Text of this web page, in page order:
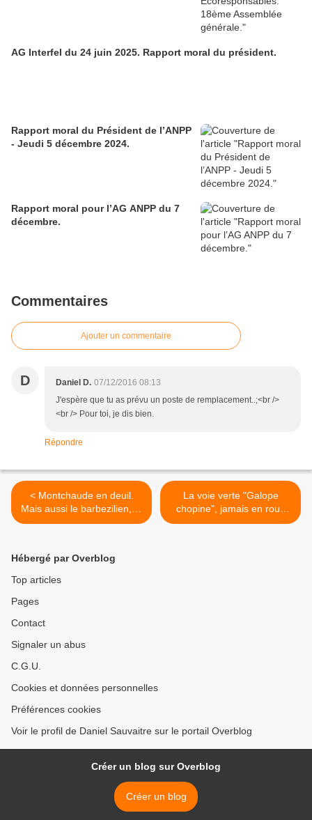
AG Interfel du 24 juin 2025. Rapport moral du président.
Rapport moral du Président de l’ANPP
- Jeudi 5 décembre 2024.
Rapport moral pour l’AG ANPP du 7
décembre.
Commentaires
Ajouter un commentaire
D Daniel D. 07/12/2016 08:13
J'espère que tu as prévu un poste de remplacement..;<br />
<br /> Pour toi, je dis bien.
Répondre
< Montchaude en deuil.
Mais aussi le barbezilien, le
Sud Charente et même la
La voie verte "Galope
chopine", jamais en roue
libre, appelle à la
Hébergé par Overblog
Top articles
Pages
Contact
Signaler un abus
C.G.U.
Cookies et données personnelles
Préférences cookies
Voir le profil de Daniel Sauvaitre sur le portail Overblog
Créer un blog sur Overblog
Créer un blog